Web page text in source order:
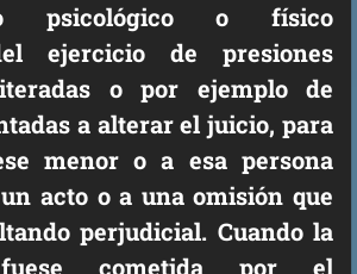
psicológico o físico
ejercicio de presiones
o por ejemplo de
a alterar el juicio, para
menor o a esa persona
acto o a una omisión que
perjudicial. Cuando la
cometida por el